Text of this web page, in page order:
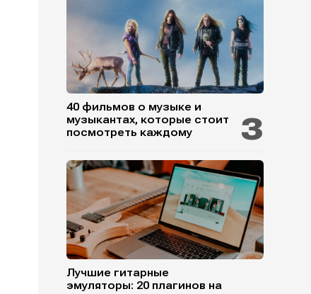
40 фильмов о музыке и
музыкантах, которые стоит
посмотреть каждому
Лучшие гитарные
эмуляторы: 20 плагинов на